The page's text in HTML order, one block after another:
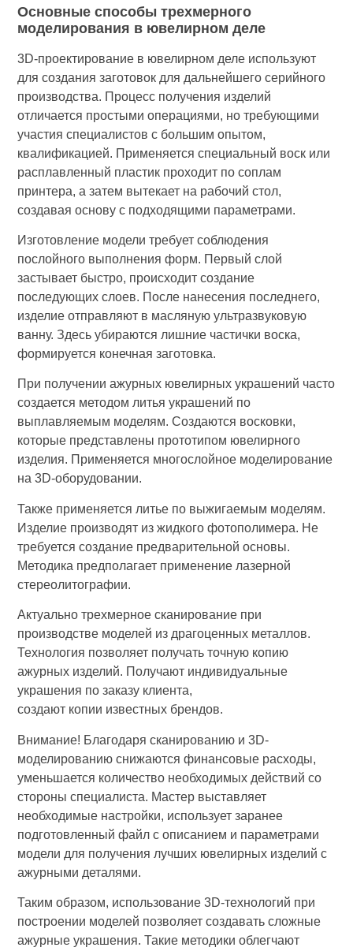
Основные способы трехмерного
моделирования в ювелирном деле
3D-проектирование в ювелирном деле используют
для создания заготовок для дальнейшего серийного
производства. Процесс получения изделий
отличается простыми операциями, но требующими
участия специалистов с большим опытом,
квалификацией. Применяется специальный воск или
расплавленный пластик проходит по соплам
принтера, а затем вытекает на рабочий стол,
создавая основу с подходящими параметрами.
Изготовление модели требует соблюдения
послойного выполнения форм. Первый слой
застывает быстро, происходит создание
последующих слоев. После нанесения последнего,
изделие отправляют в масляную ультразвуковую
ванну. Здесь убираются лишние частички воска,
формируется конечная заготовка.
При получении ажурных ювелирных украшений часто
создается методом литья украшений по
выплавляемым моделям. Создаются восковки,
которые представлены прототипом ювелирного
изделия. Применяется многослойное моделирование
на 3D-оборудовании.
Также применяется литье по выжигаемым моделям.
Изделие производят из жидкого фотополимера. Не
требуется создание предварительной основы.
Методика предполагает применение лазерной
стереолитографии.
Актуально трехмерное сканирование при
производстве моделей из драгоценных металлов.
Технология позволяет получать точную копию
ажурных изделий. Получают индивидуальные
украшения по заказу клиента,
создают копии известных брендов.
Внимание! Благодаря сканированию и 3D-
моделированию снижаются финансовые расходы,
уменьшается количество необходимых действий со
стороны специалиста. Мастер выставляет
необходимые настройки, использует заранее
подготовленный файл с описанием и параметрами
модели для получения лучших ювелирных изделий с
ажурными деталями.
Таким образом, использование 3D-технологий при
построении моделей позволяет создавать сложные
ажурные украшения. Такие методики облегчают